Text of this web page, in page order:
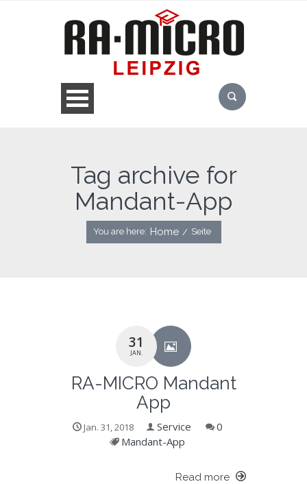
Tag archive for
Mandant-App
You are here: Home / Seite
31
JAN.
RA-MICRO Mandant
App
Jan. 31, 2018 Service
0
Mandant-App
Read more